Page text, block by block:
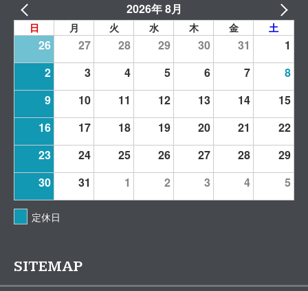
2026年 8月
日 月 火 水 木 金 土
26 27 28 29 30 31
1
2
3 4 5 6 7
8
9
10 11 12 13 14
15
16
17 18 19 20 21
22
23
24 25 26 27 28
29
30
31 1 2 3 4 5
定休日
SITEMAP